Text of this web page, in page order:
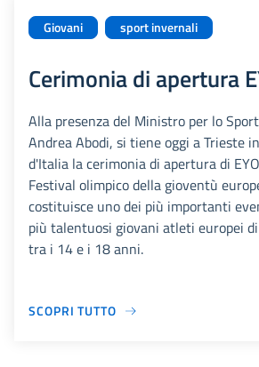
Giovani sport invernali
Cerimonia di apertura
Alla presenza del Ministro per lo
Andrea Abodi, si tiene oggi a Trieste
d'Italia la cerimonia di apertura di
Festival olimpico della gioventù
costituisce uno dei più importanti
più talentuosi giovani atleti europei
tra i 14 e i 18 anni.
SCOPRI TUTTO